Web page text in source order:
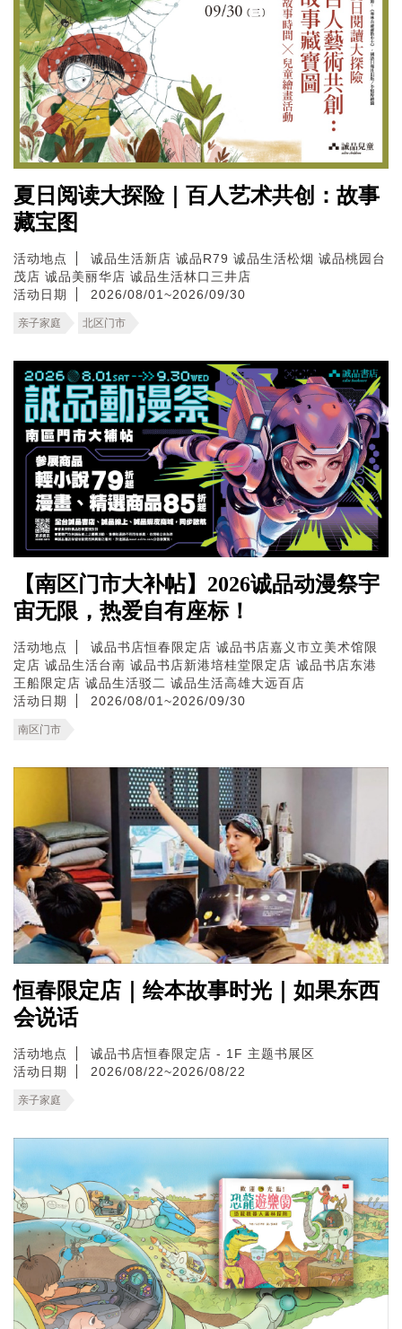
夏日阅读大探险｜百人艺术共创：故事
藏宝图
活动地点 诚品生活新店 诚品R79 诚品生活松烟 诚品桃园台
茂店 诚品美丽华店 诚品生活林口三井店
活动日期
2026/08/01~2026/09/30
亲子家庭 北区门市
【南区门市大补帖】2026诚品动漫祭宇
宙无限，热爱自有座标！
活动地点 诚品书店恒春限定店 诚品书店嘉义市立美术馆限
定店 诚品生活台南 诚品书店新港培桂堂限定店 诚品书店东港
王船限定店 诚品生活驳二 诚品生活高雄大远百店
活动日期
2026/08/01~2026/09/30
南区门市
恒春限定店｜绘本故事时光｜如果东西
会说话
活动地点
诚品书店恒春限定店 - 1F 主题书展区
活动日期
2026/08/22~2026/08/22
亲子家庭